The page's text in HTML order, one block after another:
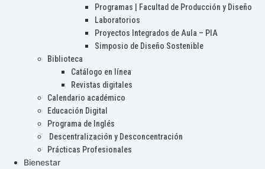
Programas | Facultad de Producción y Diseño
Laboratorios
Proyectos Integrados de Aula – PIA
Simposio de Diseño Sostenible
Biblioteca
Catálogo en línea
Revistas digitales
Calendario académico
Educación Digital
Programa de Inglés
Descentralización y Desconcentración
Prácticas Profesionales
Bienestar